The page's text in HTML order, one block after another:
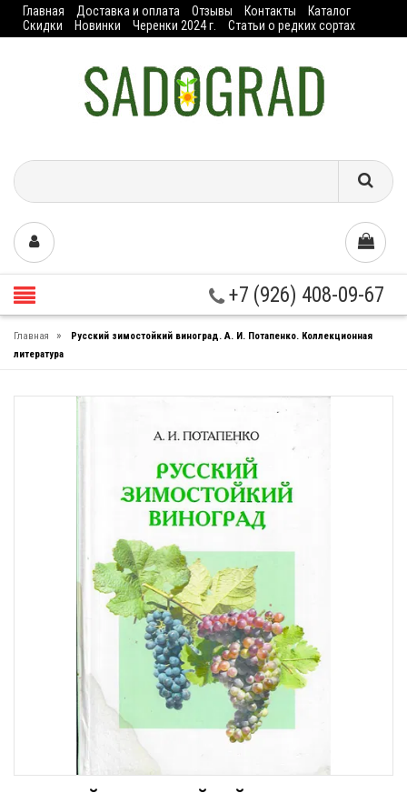
Главная Доставка и оплата Отзывы Контакты
Каталог
Скидки
Новинки Черенки 2024 г. Статьи о редких сортах
+7 (926) 408-09-67
Главная »
Русский зимостойкий виноград. А. И. Потапенко. Коллекционная
литература